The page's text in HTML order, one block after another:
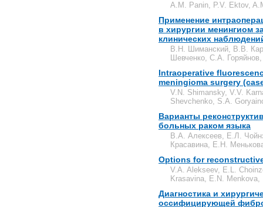
A.M. Panin, P.V. Ektov,
Применение
в хирургии менингиом
клинических
В.Н. Шиманский, В.В.
Шевченко, С.А.
Intraoperative
meningioma surgery
V.N. Shimansky, V.V.
Shevchenko, S.A.
Варианты
больных раком языка
В.А. Алексеев, Е.Л.
Красавина, Е.Н.
Options for
V.A. Alekseev, E.L.
Krasavina, E.N. Menkova,
Диагностика и
оссифицирующей